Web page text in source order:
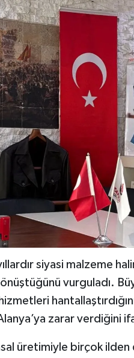
siyasi malzeme
vurguladı.
Alanya’ya zarar verdiğini
üretimiyle birçok ilden